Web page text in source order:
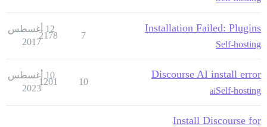
Installation Failed: Plugins
Self-hosting
7
2178
12 أغسطس
2017
Discourse AI install error
Self-hosting
ai
10
1201
10 أغسطس
2023
Install Discourse for